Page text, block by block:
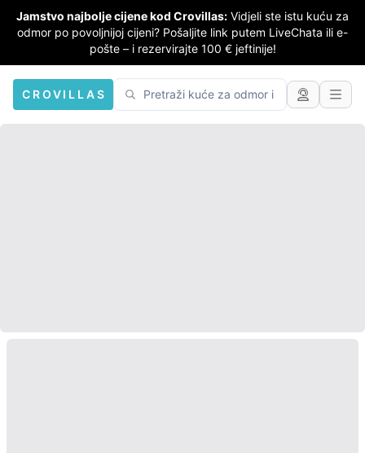
Jamstvo najbolje cijene kod Crovillas: Vidjeli ste istu kuću za
odmor po povoljnijoj cijeni? Pošaljite link putem LiveChata ili e-
pošte – i rezervirajte 100 € jeftinije!
CROVILLAS